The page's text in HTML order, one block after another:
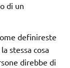
di un
definireste
stessa cosa
direbbe di